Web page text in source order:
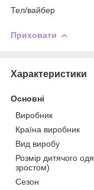
Тел/вайбер
Приховати
Характеристики
Основні
Виробник
Країна виробник
Вид виробу
Розмір дитячого
зростом)
Сезон